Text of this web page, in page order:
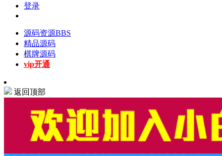
登录
源码资源BBS
精品源码
棋牌源码
vip开通
返回顶部